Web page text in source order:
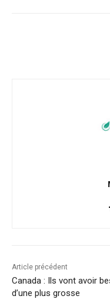
Article précédent
Canada : Ils vont avoir
d’une plus grosse